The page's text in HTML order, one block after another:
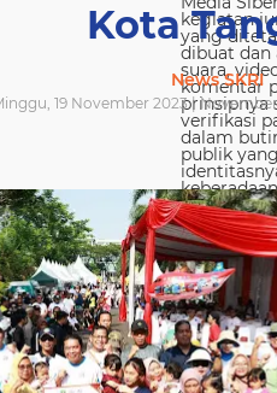
Kota
News SKRI
19 November 2023 | November